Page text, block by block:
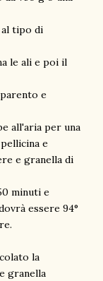
al tipo di
le ali e poi il
e
all'aria per una
e
e granella di
minuti e
essere 94°
la
granella